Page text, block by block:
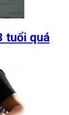
tuổi quá